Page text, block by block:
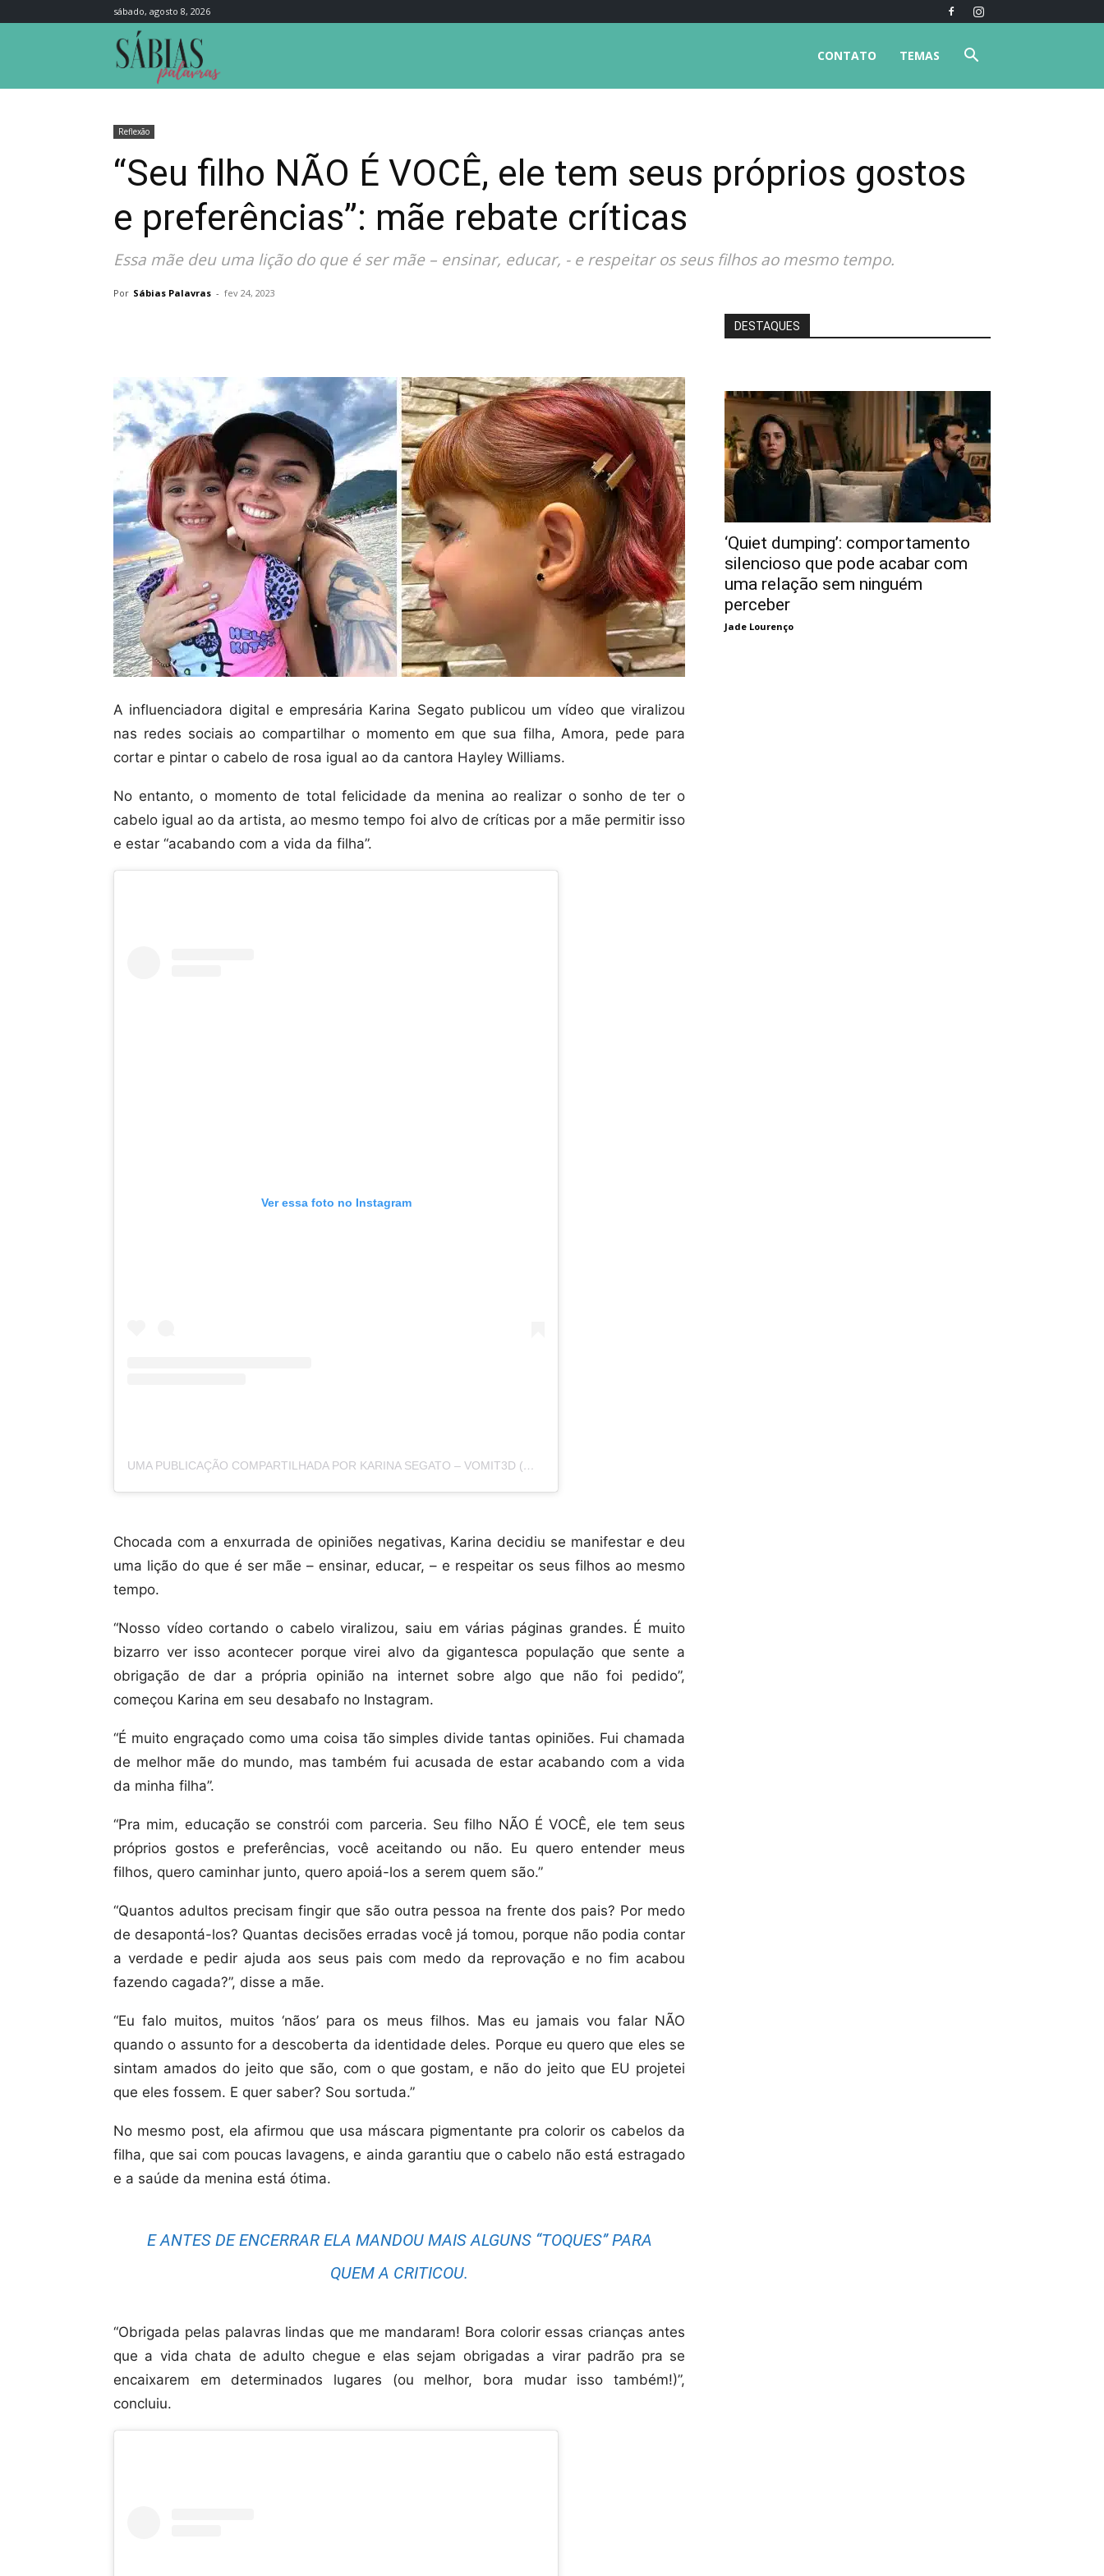
sábado, agosto 8, 2026
TEMAS
CONTATO
Reflexão
“Seu filho NÃO É VOCÊ, ele tem seus próprios gostos
e preferências”: mãe rebate críticas
Essa mãe deu uma lição do que é ser mãe – ensinar, educar, - e respeitar os seus filhos ao mesmo tempo.
Por Sábias Palavras - fev 24, 2023
A influenciadora digital e empresária Karina Segato publicou um vídeo que viralizou
nas redes sociais ao compartilhar o momento em que sua filha, Amora, pede para
cortar e pintar o cabelo de rosa igual ao da cantora Hayley Williams.
No entanto, o momento de total felicidade da menina ao realizar o sonho de ter o
cabelo igual ao da artista, ao mesmo tempo foi alvo de críticas por a mãe permitir isso
e estar “acabando com a vida da filha”.
Ver essa foto no Instagram
UMA PUBLICAÇÃO COMPARTILHADA POR KARINA SEGATO – VOMIT3D (@KARINASEGATO)
Chocada com a enxurrada de opiniões negativas, Karina decidiu se manifestar e deu
uma lição do que é ser mãe – ensinar, educar, – e respeitar os seus filhos ao mesmo
tempo.
“Nosso vídeo cortando o cabelo viralizou, saiu em várias páginas grandes. É muito
bizarro ver isso acontecer porque virei alvo da gigantesca população que sente a
obrigação de dar a própria opinião na internet sobre algo que não foi pedido”,
começou Karina em seu desabafo no Instagram.
“É muito engraçado como uma coisa tão simples divide tantas opiniões. Fui chamada
de melhor mãe do mundo, mas também fui acusada de estar acabando com a vida
da minha filha”.
“Pra mim, educação se constrói com parceria. Seu filho NÃO É VOCÊ, ele tem seus
próprios gostos e preferências, você aceitando ou não. Eu quero entender meus
filhos, quero caminhar junto, quero apoiá-los a serem quem são.”
“Quantos adultos precisam fingir que são outra pessoa na frente dos pais? Por medo
de desapontá-los? Quantas decisões erradas você já tomou, porque não podia contar
a verdade e pedir ajuda aos seus pais com medo da reprovação e no fim acabou
fazendo cagada?”, disse a mãe.
“Eu falo muitos, muitos ‘nãos’ para os meus filhos. Mas eu jamais vou falar NÃO
quando o assunto for a descoberta da identidade deles. Porque eu quero que eles se
sintam amados do jeito que são, com o que gostam, e não do jeito que EU projetei
que eles fossem. E quer saber? Sou sortuda.”
No mesmo post, ela afirmou que usa máscara pigmentante pra colorir os cabelos da
filha, que sai com poucas lavagens, e ainda garantiu que o cabelo não está estragado
e a saúde da menina está ótima.
E ANTES DE ENCERRAR ELA MANDOU MAIS ALGUNS “TOQUES” PARA
QUEM A CRITICOU.
“Obrigada pelas palavras lindas que me mandaram! Bora colorir essas crianças antes
que a vida chata de adulto chegue e elas sejam obrigadas a virar padrão pra se
encaixarem em determinados lugares (ou melhor, bora mudar isso também!)”,
concluiu.
DESTAQUES
‘Quiet dumping’: comportamento
silencioso que pode acabar com
uma relação sem ninguém
perceber
Jade Lourenço